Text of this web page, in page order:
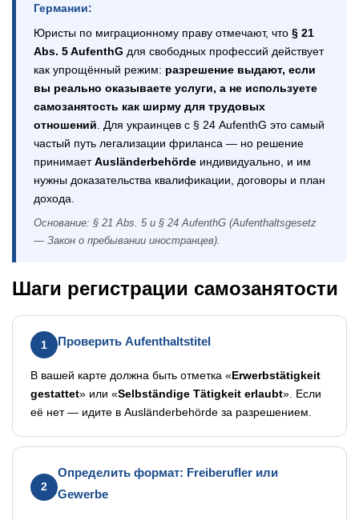
Германии:
Юристы по миграционному праву отмечают, что § 21
Abs. 5 AufenthG для свободных профессий действует
как упрощённый режим: разрешение выдают, если
вы реально оказываете услуги, а не используете
самозанятость как ширму для трудовых
отношений . Для украинцев с § 24 AufenthG это самый
частый путь легализации фриланса — но решение
принимаетAusländerbehörde индивидуально, и им
нужны доказательства квалификации, договоры и план
дохода.
Основание: § 21 Abs. 5 и § 24 AufenthG (Aufenthaltsgesetz
— Закон о пребывании иностранцев).
Шаги регистрации самозанятости
1 Проверить Aufenthaltstitel
В вашей карте должна быть отметка «Erwerbstätigkeit
gestattet» или «Selbständige Tätigkeit erlaubt». Если
её нет — идите в Ausländerbehörde за разрешением.
2
Определить формат: Freiberufler или
Gewerbe